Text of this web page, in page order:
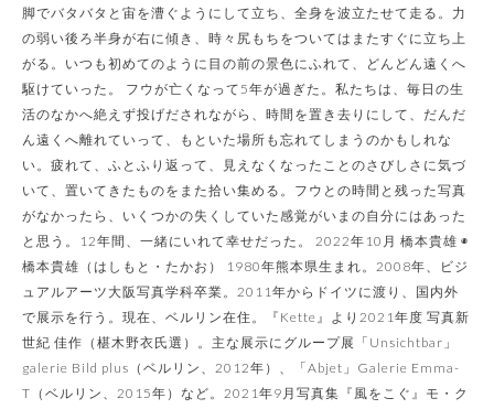
脚でバタバタと宙を漕ぐようにして立ち、全身を波立たせて走る。力
の弱い後ろ半身が右に傾き、時々尻もちをついてはまたすぐに立ち上
がる。いつも初めてのように目の前の景色にふれて、どんどん遠くへ
駆けていった。 フウが亡くなって5年が過ぎた。私たちは、毎日の生
活のなかへ絶えず投げだされながら、時間を置き去りにして、だんだ
ん遠くへ離れていって、もといた場所も忘れてしまうのかもしれな
い。疲れて、ふとふり返って、見えなくなったことのさびしさに気づ
いて、置いてきたものをまた拾い集める。フウとの時間と残った写真
がなかったら、いくつかの失くしていた感覚がいまの自分にはあった
と思う。12年間、一緒にいれて幸せだった。 2022年10月 橋本貴雄 ◉
橋本貴雄（はしもと・たかお） 1980年熊本県生まれ。2008年、ビジ
ュアルアーツ大阪写真学科卒業。2011年からドイツに渡り、国内外
で展示を行う。現在、ベルリン在住。『Kette』より2021年度 写真新
世紀 佳作（椹木野衣氏選）。主な展示にグループ展「Unsichtbar」
galerie Bild plus（ベルリン、2012年）、「Abjet」Galerie Emma-
T（ベルリン、2015年）など。2021年9月写真集『風をこぐ』モ・ク